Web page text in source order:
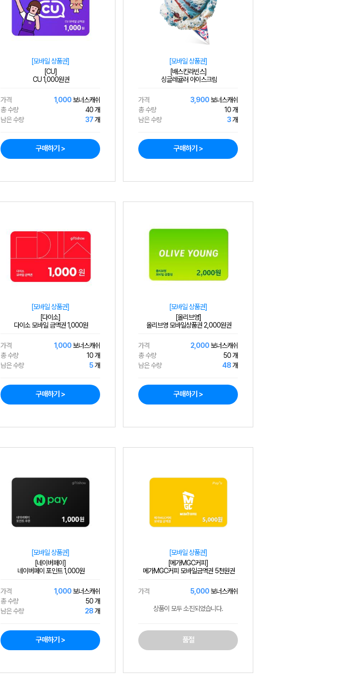
[모바일 상품권]
[CU]
CU 1,000원권
가격 1,000 보너스캐쉬
총 수량
40 개
남은 수량
37개
구매하기 >
[모바일 상품권]
[배스킨라빈스]
싱글레귤러 아이스크림
가격 3,900 보너스캐쉬
총 수량
10 개
남은 수량
3개
구매하기 >
[모바일 상품권]
[다이소]
다이소 모바일 금액권 1,000원
가격 1,000 보너스캐쉬
총 수량
10 개
남은 수량
5개
구매하기 >
[모바일 상품권]
[올리브영]
올리브영 모바일상품권 2,000원권
가격 2,000 보너스캐쉬
총 수량
50 개
남은 수량
48개
구매하기 >
[모바일 상품권]
[네이버페이]
네이버페이 포인트 1,000원
가격 1,000 보너스캐쉬
총 수량
50 개
남은 수량
28개
구매하기 >
[모바일 상품권]
[메가MGC커피]
메가MGC커피 모바일금액권 5천원권
가격 5,000 보너스캐쉬
상품이 모두 소진되었습니다.
품절